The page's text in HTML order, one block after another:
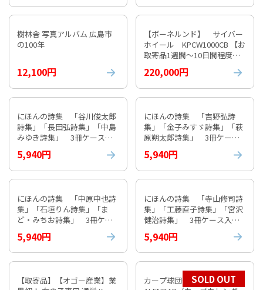
樹林舎 写真アルバム 広島市
の100年
12,100円
【ボーネルンド】 サイバー
ホイール KPCW1000CB 【お
取寄品1週間～10日間程度か
かります】 紹介動画付
220,000円
にほんの詩集 「谷川俊太郎
詩集」「長田弘詩集」「中島
みゆき詩集」 3冊ケース入
5,940円
にほんの詩集 「吉野弘詩
集」「金子みすゞ詩集」「萩
原朔太郎詩集」 3冊ケース
入り⓶
5,940円
にほんの詩集 「中原中也詩
集」「石垣りん詩集」「ま
ど・みちお詩集」 3冊ケー
5,940円
にほんの詩集 「寺山修司詩
集」「工藤直子詩集」「宮沢
健治詩集」 3冊ケース入り
5,940円
【取寄品】【オゴー産業】業
カープ球団公式 2026 CARP C
SOLD OUT